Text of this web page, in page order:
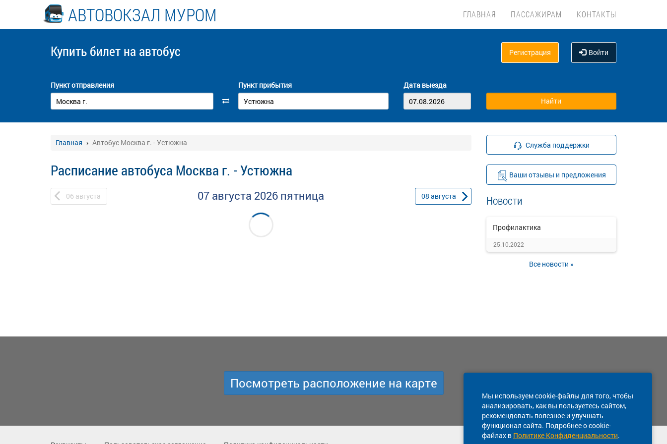
АВТОВОКЗАЛ МУРОМ ГЛАВНАЯ ПАССАЖИРАМ КОНТАКТЫ
Купить билет на автобус Регистрация Войти
Пункт отправления Пункт прибытия Дата выезда
Главная Автобус Москва г. - Устюжна
Расписание автобуса Москва г. - Устюжна
06 августа 07 августа 2026 пятница 08 августа
Служба поддержки
Ваши отзывы и предложения
Новости
Профилактика
25.10.2022
Все новости »
Мы используем cookie-файлы для того, чтобы
анализировать, как вы пользуетесь сайтом,
рекомендовать полезное и улучшать
функционал сайта. Подробнее о cookie-
файлах в Политике Конфиденциальности.
Посмотреть расположение на карте